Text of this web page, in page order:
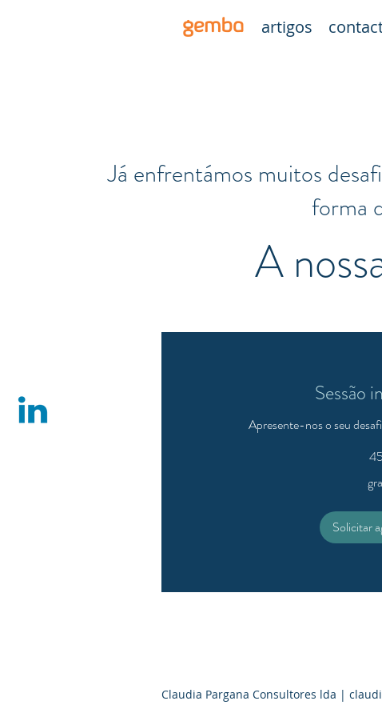
gemba artigos
Já enfrentámos muitos
forma
A
Sessão
Apresente-nos o seu
Solicitar
Claudia Pargana Consultores lda |